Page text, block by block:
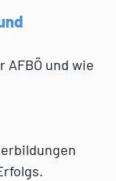
und wie